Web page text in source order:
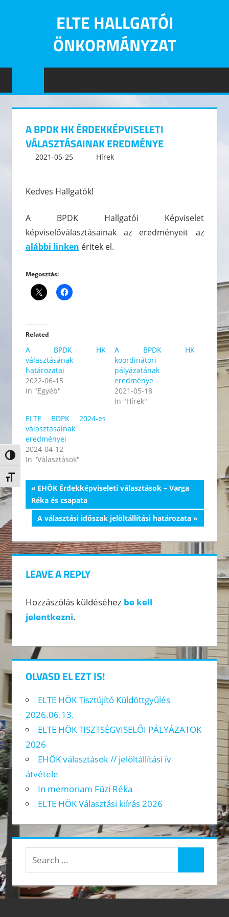
Nagy kontraszt váltása
Betűméret váltása
ELTE HALLGATÓI
ÖNKORMÁNYZAT
Tudományegyetem
Hallgatói
hivatalos
oldala
A BPDK HK ÉRDEKKÉPVISELETI
VÁLASZTÁSAINAK EREDMÉNYE
2021-05-25 kommunikacio
Hírek
Kedves Hallgatók!
A BPDK Hallgatói Képviselet
képviselőválasztásainak az eredményeit az
alábbi linken éritek el.
Megosztás:
Related
A BPDK HK
választásának
határozatai
2022-06-15
In "Egyéb"
A BPDK HK
koordinátori
pályázatának
eredménye
2021-05-18
In "Hírek"
ELTE BDPK 2024-es
választásainak
eredményei
2024-04-12
In "Választások"
Bejegyzés
navigáció
Previous
Post:
EHÖK Érdekképviseleti választások – Varga
Réka és csapata
Next
A választási időszak jelöltállítási határozata
LEAVE A REPLY
Hozzászólás küldéséhez be kell
jelentkezni.
OLVASD EL EZT IS!
ELTE HÖK Tisztújító Küldöttgyűlés
2026.06.13.
ELTE HÖK TISZTSÉGVISELŐI PÁLYÁZATOK
2026
EHÖK választások // jelöltállítási ív
átvétele
In memoriam Füzi Réka
ELTE HÖK Választási kiírás 2026
Search
for: